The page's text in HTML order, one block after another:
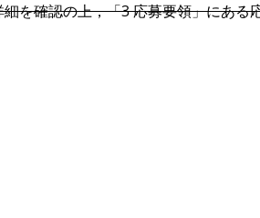
を確認の上，「3 応募要領」にあ